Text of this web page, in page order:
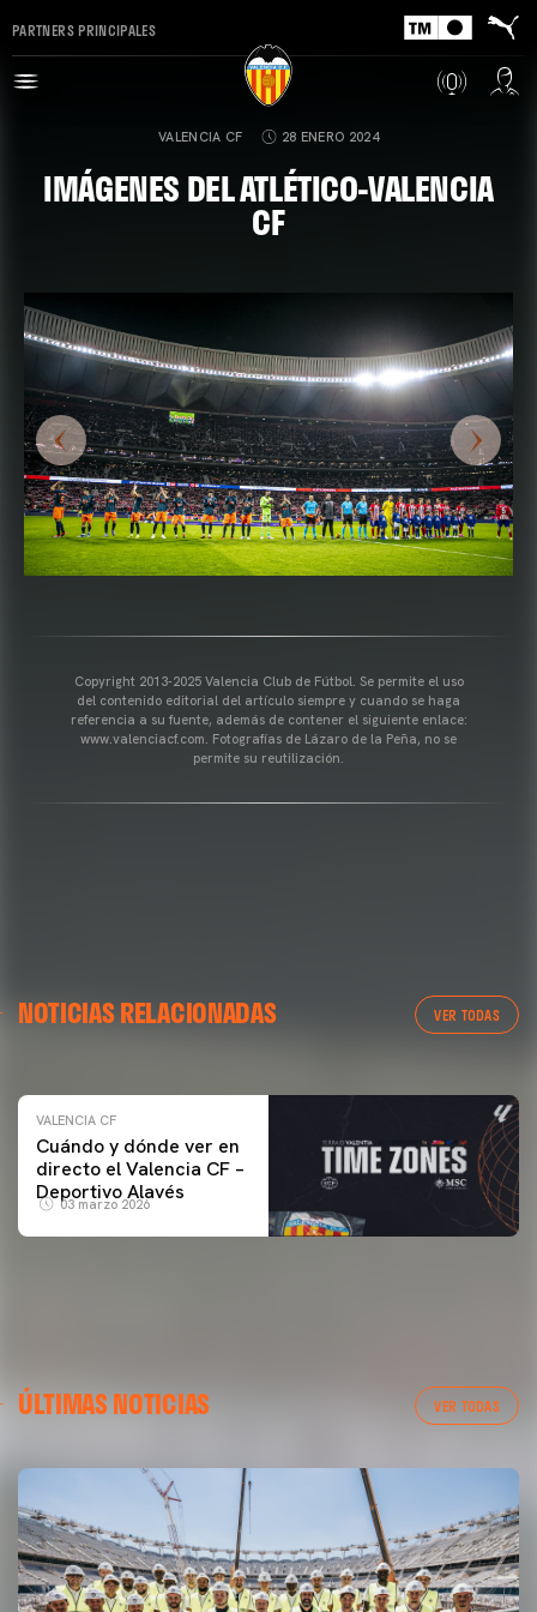
PARTNERS PRINCIPALES
VALENCIA CF 28 ENERO 2024
IMÁGENES DEL ATLÉTICO-VALENCIA
CF
Copyright 2013-2025 Valencia Club de Fútbol. Se permite el uso
del contenido editorial del artículo siempre y cuando se haga
referencia a su fuente, además de contener el siguiente enlace:
www.valenciacf.com. Fotografías de Lázaro de la Peña, no se
permite su reutilización.
NOTICIAS RELACIONADAS VER TODAS
ENTRENAMIENTO DEL VALENCIA CF 04/03/26
VALENCIA CF
Cuándo y dónde ver en
directo el Valencia CF –
Deportivo Alavés
03 marzo 2026
ÚLTIMAS NOTICIAS VER TODAS